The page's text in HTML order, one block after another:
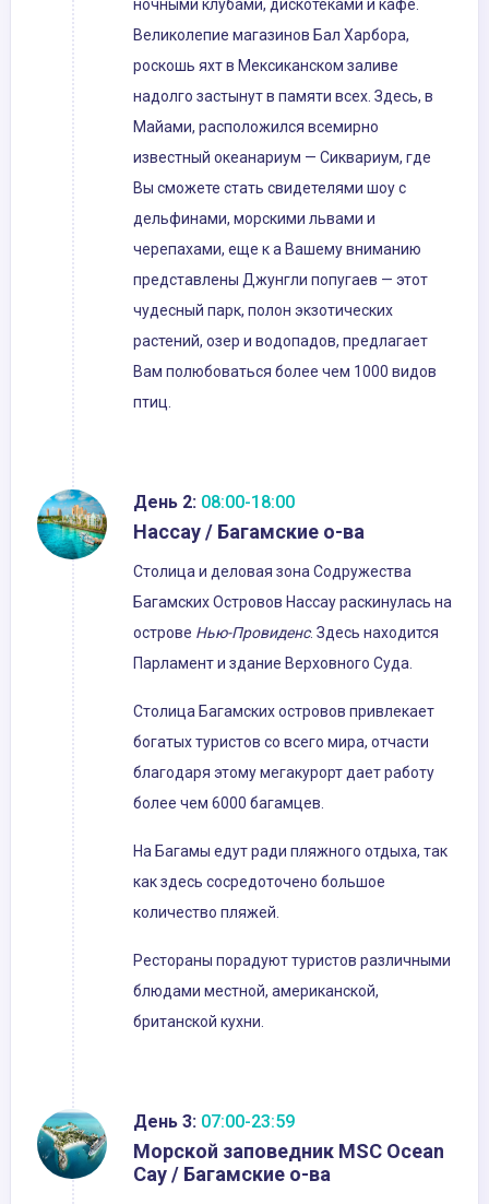
ночными клубами, дискотеками и кафе.
Великолепие магазинов Бал Харбора,
роскошь яхт в Мексиканском заливе
надолго застынут в памяти всех. Здесь, в
Майами, расположился всемирно
известный океанариум — Сиквариум, где
Вы сможете стать свидетелями шоу с
дельфинами, морскими львами и
черепахами, еще к а Вашему вниманию
представлены Джунгли попугаев — этот
чудесный парк, полон экзотических
растений, озер и водопадов, предлагает
Вам полюбоваться более чем 1000 видов
птиц.
День 2: 08:00-18:00
Нассау / Багамские о-ва
Столица и деловая зона Содружества
Багамских Островов Нассау раскинулась на
острове Нью-Провиденс. Здесь находится
Парламент и здание Верховного Суда.
Столица Багамских островов привлекает
богатых туристов со всего мира, отчасти
благодаря этому мегакурорт дает работу
более чем 6000 багамцев.
На Багамы едут ради пляжного отдыха, так
как здесь сосредоточено большое
количество пляжей.
Рестораны порадуют туристов различными
блюдами местной, американской,
британской кухни.
День 3: 07:00-23:59
Морской заповедник MSC Ocean
Cay / Багамские о-ва